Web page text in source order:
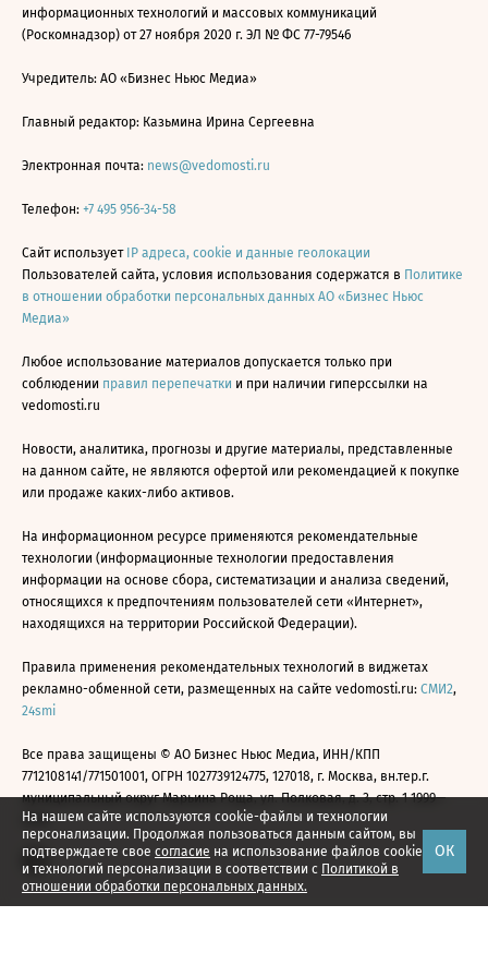
На нашем сайте используются cookie-файлы и технологии
персонализации. Продолжая пользоваться данным сайтом, вы
подтверждаете свое согласие на использование файлов cookie
и технологий персонализации в соответствии с Политикой в
отношении обработки персональных данных.
ОК
информационных технологий и массовых коммуникаций
(Роскомнадзор) от 27 ноября 2020 г. ЭЛ № ФС 77-79546
Учредитель: АО «Бизнес Ньюс Медиа»
Главный редактор: Казьмина Ирина Сергеевна
Электронная почта: news@vedomosti.ru
Телефон: +7 495 956-34-58
Сайт использует IP адреса, cookie и данные геолокации
Пользователей сайта, условия использования содержатся в Политике
в отношении обработки персональных данных АО «Бизнес Ньюс
Медиа»
Любое использование материалов допускается только при
соблюдении правил перепечатки и при наличии гиперссылки на
vedomosti.ru
Новости, аналитика, прогнозы и другие материалы, представленные
на данном сайте, не являются офертой или рекомендацией к покупке
или продаже каких-либо активов.
На информационном ресурсе применяются рекомендательные
технологии (информационные технологии предоставления
информации на основе сбора, систематизации и анализа сведений,
относящихся к предпочтениям пользователей сети «Интернет»,
находящихся на территории Российской Федерации).
Правила применения рекомендательных технологий в виджетах
рекламно-обменной сети, размещенных на сайте vedomosti.ru: СМИ2,
24smi
Все права защищены © АО Бизнес Ньюс Медиа, ИНН/КПП
7712108141/771501001, ОГРН 1027739124775, 127018, г. Москва, вн.тер.г.
муниципальный округ Марьина Роща, ул. Полковая, д. 3, стр. 1 1999—
2026